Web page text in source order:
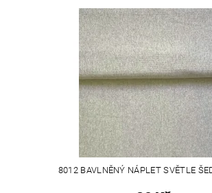
8012 BAVLNĚNÝ NÁPLET SVĚTLE